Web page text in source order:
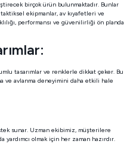
birçok ürün bulunmaktadır. Bunlar
ekipmanlar, av kıyafetleri ve
performansı ve güvenilirliği ön planda
tasarımlar ve renklerle dikkat çeker. Bu
ve avlanma deneyimini daha etkili hale
sunar. Uzman ekibimiz, müşterilere
yardımcı olmak için her zaman hazırdır.